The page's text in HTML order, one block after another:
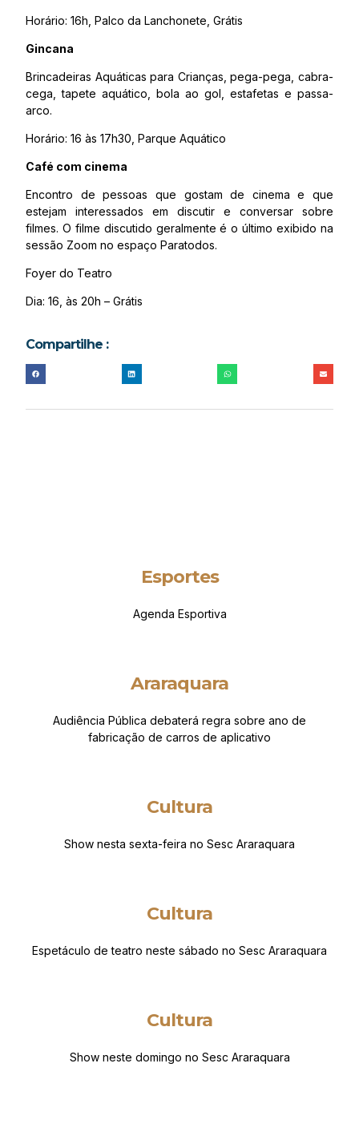
Horário: 16h, Palco da Lanchonete, Grátis
Gincana
Brincadeiras Aquáticas para Crianças, pega-pega, cabra-
cega, tapete aquático, bola ao gol, estafetas e passa-
arco.
Horário: 16 às 17h30, Parque Aquático
Café com cinema
Encontro de pessoas que gostam de cinema e que
estejam interessados em discutir e conversar sobre
filmes. O filme discutido geralmente é o último exibido na
sessão Zoom no espaço Paratodos.
Foyer do Teatro
Dia: 16, às 20h – Grátis
Compartilhe :
Esportes
Agenda Esportiva
Araraquara
Audiência Pública debaterá regra sobre ano de
fabricação de carros de aplicativo
Cultura
Show nesta sexta-feira no Sesc Araraquara
Cultura
Espetáculo de teatro neste sábado no Sesc Araraquara
Cultura
Show neste domingo no Sesc Araraquara